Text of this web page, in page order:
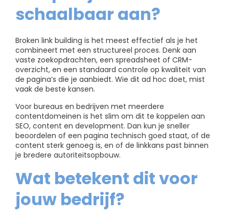
schaalbaar aan?
Broken link building is het meest effectief als je het
combineert met een structureel proces. Denk aan
vaste zoekopdrachten, een spreadsheet of CRM-
overzicht, en een standaard controle op kwaliteit van
de pagina’s die je aanbiedt. Wie dit ad hoc doet, mist
vaak de beste kansen.
Voor bureaus en bedrijven met meerdere
contentdomeinen is het slim om dit te koppelen aan
SEO, content en development. Dan kun je sneller
beoordelen of een pagina technisch goed staat, of de
content sterk genoeg is, en of de linkkans past binnen
je bredere autoriteitsopbouw.
Wat betekent dit voor
jouw bedrijf?